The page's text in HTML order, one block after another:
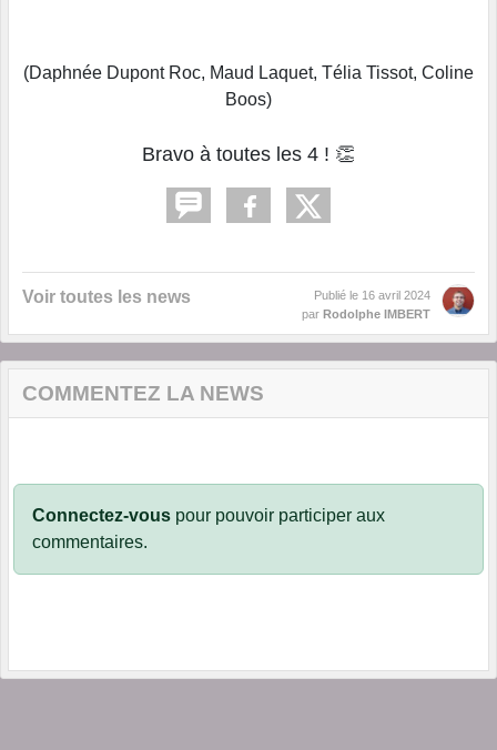
(Daphnée Dupont Roc, Maud Laquet, Télia Tissot, Coline
Boos)
Bravo à toutes les 4 ! 👏
Voir toutes les news Publié le 16 avril 2024
par Rodolphe IMBERT
COMMENTEZ LA NEWS
Connectez-vous pour pouvoir participer aux
commentaires.